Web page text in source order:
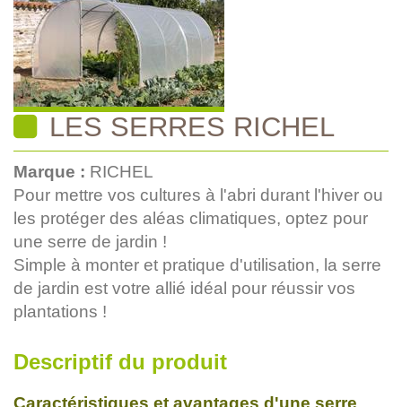
LES SERRES RICHEL
Marque : RICHEL
Pour mettre vos cultures à l'abri durant l'hiver ou
les protéger des aléas climatiques, optez pour
une serre de jardin !
Simple à monter et pratique d'utilisation, la serre
de jardin est votre allié idéal pour réussir vos
plantations !
Descriptif du produit
Caractéristiques et avantages d'une serre